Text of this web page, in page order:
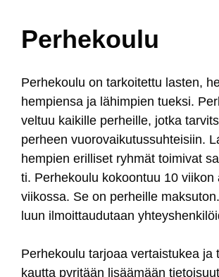
Perhekoulu
Per­he­kou­lu on tar­koi­tet­tu las­ten,
hem­pien­sa ja lä­him­pien tuek­si.
vel­tuu kai­kil­le per­heil­le, jot­ka
per­heen vuo­ro­vai­ku­tus­suh­tei­siin.
hem­pien eril­li­set ryh­mät toi­mi­vat
ti. Per­he­kou­lu ko­koon­tuu 10 vii­kon
vii­kos­sa. Se on per­heil­le
luun il­moit­tau­du­taan
Per­he­kou­lu tar­joaa ver­tais­tu­kea ja
kaut­ta py­ri­tään li­sää­mään